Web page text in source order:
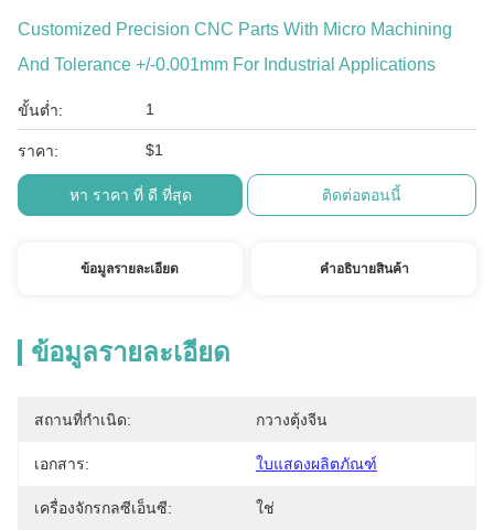
Customized Precision CNC Parts With Micro Machining
And Tolerance +/-0.001mm For Industrial Applications
ขั้นต่ำ: 1
ราคา: $1
หา ราคา ที่ ดี ที่สุด ติดต่อตอนนี้
ข้อมูลรายละเอียด คําอธิบายสินค้า
ข้อมูลรายละเอียด
สถานที่กำเนิด: กวางตุ้งจีน
เอกสาร: ใบแสดงผลิตภัณฑ์
เครื่องจักรกลซีเอ็นซี: ใช่